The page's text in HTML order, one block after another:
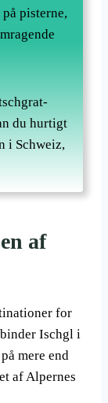
pisterne,
du hurtigt
i Schweiz,
af
for
Ischgl i
mere end
af Alpernes